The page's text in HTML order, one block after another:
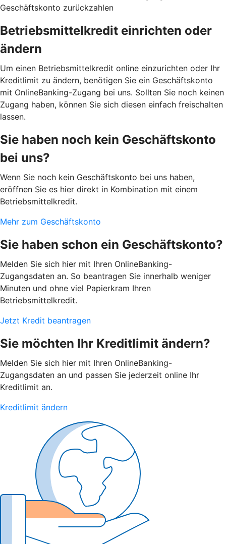
Geschäftskonto zurückzahlen
Betriebsmittelkredit einrichten oder
ändern
Um einen Betriebsmittelkredit online einzurichten oder Ihr
Kreditlimit zu ändern, benötigen Sie ein Geschäftskonto
mit OnlineBanking-Zugang bei uns. Sollten Sie noch keinen
Zugang haben, können Sie sich diesen einfach freischalten
lassen.
Sie haben noch kein Geschäftskonto
bei uns?
Wenn Sie noch kein Geschäftskonto bei uns haben,
eröffnen Sie es hier direkt in Kombination mit einem
Betriebsmittelkredit.
Mehr zum Geschäftskonto
Sie haben schon ein Geschäftskonto?
Melden Sie sich hier mit Ihren OnlineBanking-
Zugangsdaten an. So beantragen Sie innerhalb weniger
Minuten und ohne viel Papierkram Ihren
Betriebsmittelkredit.
Jetzt Kredit beantragen
Sie möchten Ihr Kreditlimit ändern?
Melden Sie sich hier mit Ihren OnlineBanking-
Zugangsdaten an und passen Sie jederzeit online Ihr
Kreditlimit an.
Kreditlimit ändern